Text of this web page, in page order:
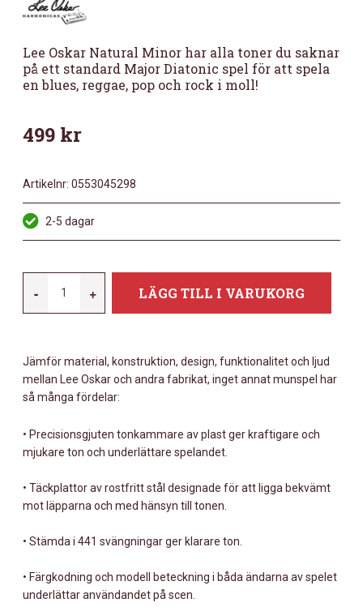
Lee Oskar Natural Minor har alla toner du saknar
på ett standard Major Diatonic spel för att spela
en blues, reggae, pop och rock i moll!
499 kr
Artikelnr: 0553045298
2-5 dagar
-
1910BBM
MÄNGD
+ LÄGG TILL I VARUKORG
Jämför material, konstruktion, design, funktionalitet och ljud
mellan Lee Oskar och andra fabrikat, inget annat munspel har
så många fördelar:
• Precisionsgjuten tonkammare av plast ger kraftigare och
mjukare ton och underlättare spelandet.
• Täckplattor av rostfritt stål designade för att ligga bekvämt
mot läpparna och med hänsyn till tonen.
• Stämda i 441 svängningar ger klarare ton.
• Färgkodning och modell beteckning i båda ändarna av spelet
underlättar användandet på scen.